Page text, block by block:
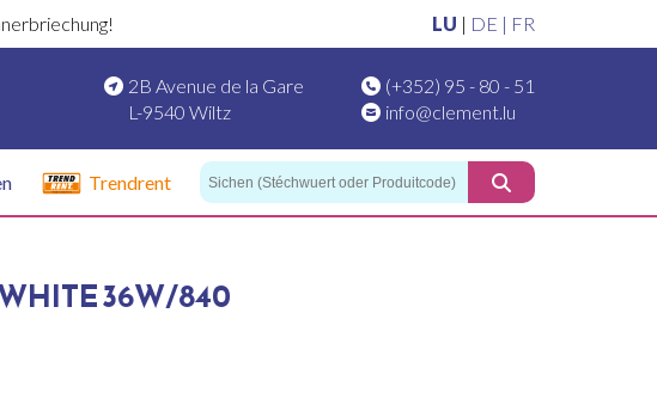
LU | DE | FR
2B Avenue de la Gare
L-9540 Wiltz
(+352) 95 - 80 - 51
info@clement.lu
Trendrent
36W/840